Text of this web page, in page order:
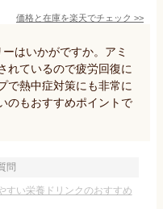
価格と在庫を楽天でチェック >>
はいかがですか。アミ
れているので疲労回復に
で熱中症対策にも非常に
のもおすすめポイントで
問
すい栄養ドリンクのおすすめ